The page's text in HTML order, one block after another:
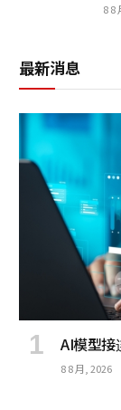
8 8
最新消息
AI模型接
8 8 月, 2026